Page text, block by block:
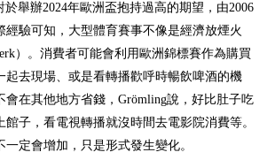
於舉辦2024年歐洲盃抱持過高的期望，由2006
經驗可知，大型體育賽事不像是經濟放煙火
）。消費者可能會利用歐洲錦標賽作為購買
起去現場、或是看轉播歡呼時暢飲啤酒的機
會在其他地方省錢，Grömling說，好比肚子吃
子，看電視轉播就沒時間去電影院消費等。
一定會增加，只是形式發生變化。